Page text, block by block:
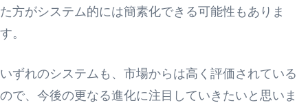
た方がシステム的には簡素化できる可能性もありま
す。
いずれのシステムも、市場からは高く評価されている
ので、今後の更なる進化に注目していきたいと思いま